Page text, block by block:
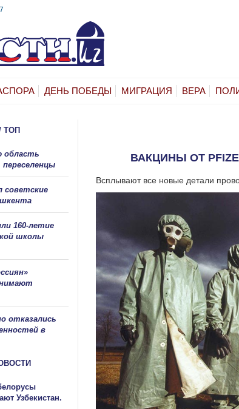
ДЕНЬ ПОБЕДЫ МИГРАЦИЯ ВЕРА
ВАКЦИНЫ ОТ
Всплывают все новые детали
ТОП
область
советские
160-летие
школы
отказались
в
Узбекистан.